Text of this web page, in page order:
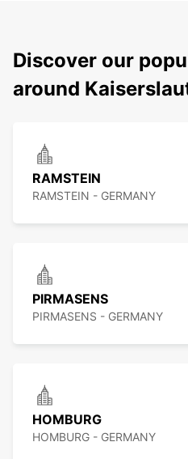
Discover our
around
RAMSTEIN
RAMSTEIN - GERMANY
PIRMASENS
PIRMASENS - GERMANY
HOMBURG
HOMBURG - GERMANY